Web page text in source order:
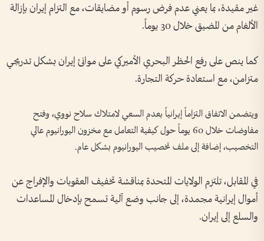
غير مقيدة، بما يعني عدم فرض رسوم أو مضايقات، مع التزام إيران بإزالة
الألغام من المضيق خلال 30 يوماً.
كما ينص على رفع الحظر البحري الأميركي على موانئ إيران بشكل تدريجي
متزامن، مع استعادة حركة التجارة.
ويتضمن الاتفاق التزاماً إيرانياً بعدم السعي لامتلاك سلاح نووي، وفتح
مفاوضات خلال 60 يوماً حول كيفية التعامل مع مخزون اليورانيوم عالي
التخصيب، إضافة إلى ملف تخصيب اليورانيوم بشكل عام.
في المقابل، تلتزم الولايات المتحدة بمناقشة تخفيف العقوبات والإفراج عن
أموال إيرانية مجمدة، إلى جانب وضع آلية تسمح بإدخال المساعدات
والسلع إلى إيران.